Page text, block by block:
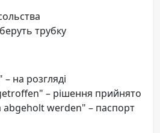
трубку
на розгляді
– рішення прийнято
abgeholt werden" – паспорт